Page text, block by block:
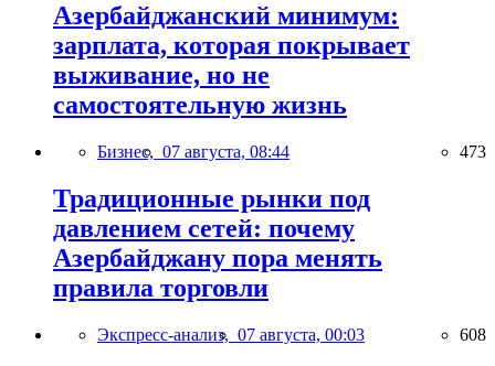
Азербайджанский минимум:
зарплата, которая покрывает
выживание, но не
самостоятельную жизнь
Бизнес, 07 августа, 08:44 473
Традиционные рынки под
давлением сетей: почему
Азербайджану пора менять
правила торговли
Экспресс-анализ, 07 августа, 00:03 608